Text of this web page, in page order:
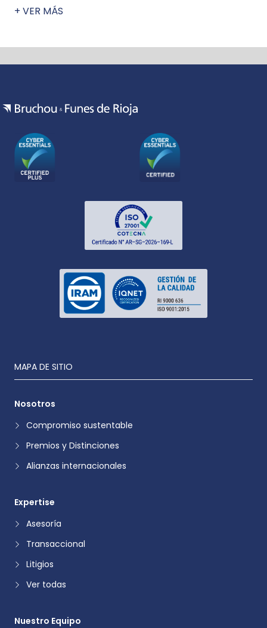
+ VER MÁS
MAPA DE SITIO
Nosotros
Compromiso sustentable
Premios y Distinciones
Alianzas internacionales
Expertise
Asesoría
Transaccional
Litigios
Ver todas
Nuestro Equipo